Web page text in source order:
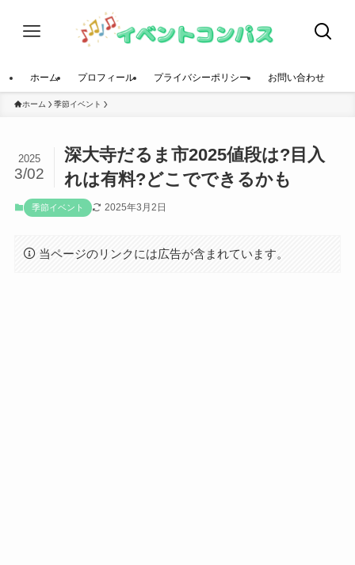
ホーム プロフィール プライバシーポリシー お問い合わせ
ホーム 季節イベント
深大寺だるま市2025値段は?目入
れは有料?どこでできるかも
2025
3/02
季節イベント 2025年3月2日
当ページのリンクには広告が含まれています。